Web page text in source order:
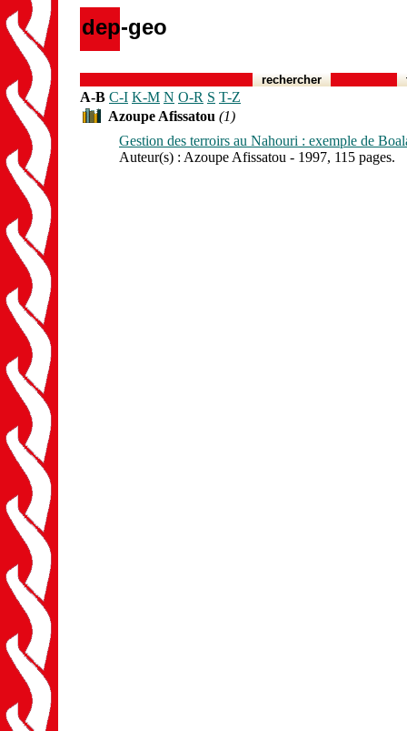
dep-geo
rechercher
A-B C-I K-M N O-R S T-Z
Azoupe Afissatou (1)
Gestion des terroirs au Nahouri : exemple de
Auteur(s) : Azoupe Afissatou - 1997, 115 pages.